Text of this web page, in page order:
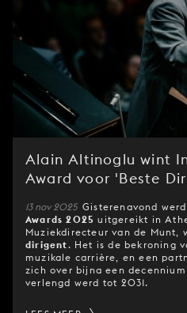
Alain Altinoglu wint
Award voor 'Beste
13 nov 2025 Gisterenavond
Awards 2025 uitgereikt in
Muziekdirecteur van de Munt,
dirigent. Het is de bekroning
muzikale carrière, en een
zich over bijna een
verlengd werd tot 2031.